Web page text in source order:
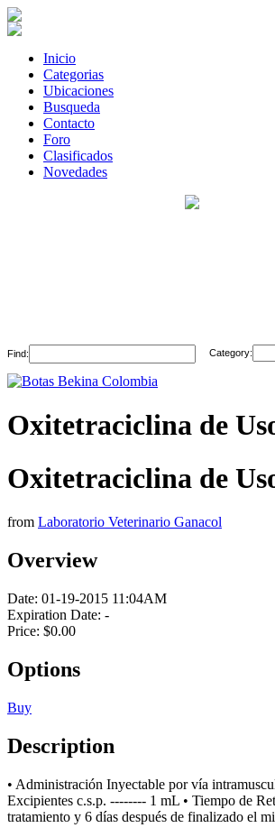
Inicio
Categorias
Ubicaciones
Busqueda
Contacto
Foro
Clasificados
Novedades
Find: Category:
Oxitetraciclina de
Oxitetraciclina de
from Laboratorio Veterinario Ganacol
Overview
Date: 01-19-2015 11:04AM
Expiration Date: -
Price: $0.00
Options
Buy
Description
• Administración Inyectable por vía
Excipientes c.s.p. -------- 1 mL • Tiempo de
tratamiento y 6 días después de finalizado el